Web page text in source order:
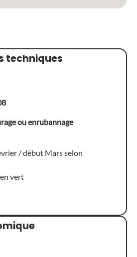
techniques
ou enrubannage
/ début Mars selon
vert